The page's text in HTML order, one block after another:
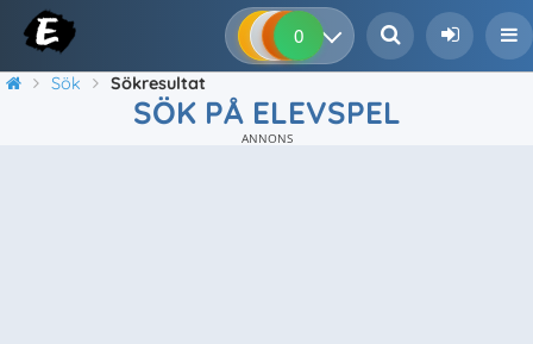
0 0 0
Sök Sökresultat
SÖK PÅ ELEVSPEL
ANNONS